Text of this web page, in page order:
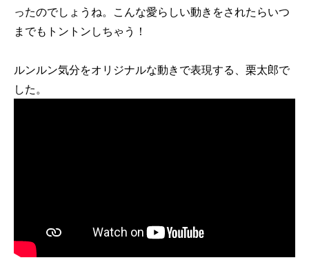
ったのでしょうね。こんな愛らしい動きをされたらいつ
までもトントンしちゃう！
ルンルン気分をオリジナルな動きで表現する、栗太郎で
した。